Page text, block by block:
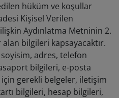
hüküm ve koşullar
Kişisel Verilen
Aydınlatma Metninin 2.
bilgileri kapsayacaktır.
adres, telefon
bilgileri, e-posta
gerekli belgeler, iletişim
bilgileri, hesap bilgileri,